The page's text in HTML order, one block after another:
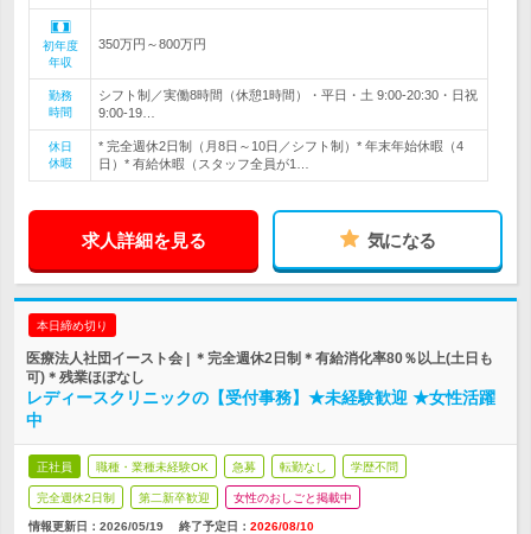
初年度
年収
350万円～800万円
勤務
時間
シフト制／実働8時間（休憩1時間）・平日・土 9:00-20:30・日祝
9:00-19…
休日
休暇
* 完全週休2日制（月8日～10日／シフト制）* 年末年始休暇（4
日）* 有給休暇（スタッフ全員が1…
求人詳細を見る 気になる
本日締め切り
医療法人社団イースト会 | ＊完全週休2日制＊有給消化率80％以上(土日も
可)＊残業ほぼなし
レディースクリニックの【受付事務】★未経験歓迎 ★女性活躍
中
正社員 職種・業種未経験OK 急募 転勤なし 学歴不問
完全週休2日制 第二新卒歓迎 女性のおしごと掲載中
情報更新日：2026/05/19 終了予定日： 2026/08/10